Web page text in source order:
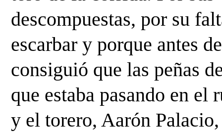
descompuestas, por su
escarbar y porque antes
consiguió que las peñas
que estaba pasando en
y el torero, Aarón